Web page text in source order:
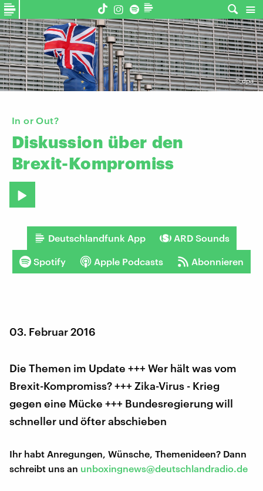
©dpa
In or Out?
Diskussion über den
Brexit-Kompromiss
Deutschlandfunk App ARD Sounds
Spotify Apple Podcasts Abonnieren
03. Februar 2016
Die Themen im Update +++ Wer hält was vom
Brexit-Kompromiss? +++ Zika-Virus - Krieg
gegen eine Mücke +++ Bundesregierung will
schneller und öfter abschieben
Ihr habt Anregungen, Wünsche, Themenideen? Dann
schreibt uns an unboxingnews@deutschlandradio.de